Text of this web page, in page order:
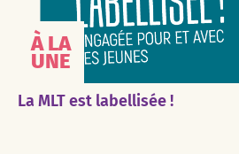
À LA
UNE
La MLT est labellisée !